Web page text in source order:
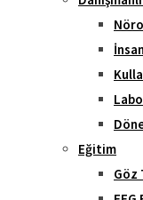
Eğitim
Göz